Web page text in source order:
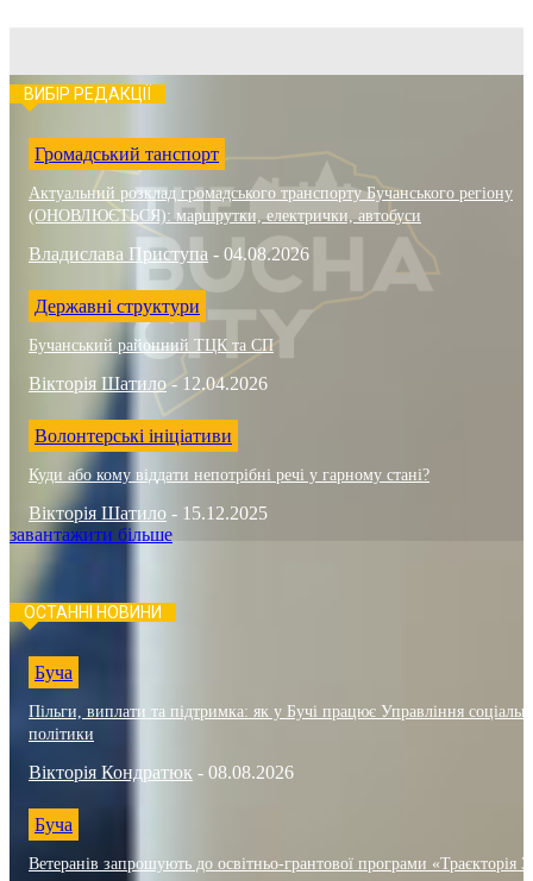
ВИБІР РЕДАКЦІЇ
Громадський танспорт
Актуальний розклад громадського транспорту Бучанського регіону
(ОНОВЛЮЄТЬСЯ): маршрутки, електрички, автобуси
Владислава Приступа - 04.08.2026
Державні структури
Бучанський районний ТЦК та СП
Вікторія Шатило - 12.04.2026
Волонтерські ініціативи
Куди або кому віддати непотрібні речі у гарному стані?
Вікторія Шатило - 15.12.2025
завантажити більше
ОСТАННІ НОВИНИ
Буча
Пільги, виплати та підтримка: як у Бучі працює Управління
політики
Вікторія Кондратюк - 08.08.2026
Буча
Ветеранів запрошують до освітньо-грантової програми «Траєкторія